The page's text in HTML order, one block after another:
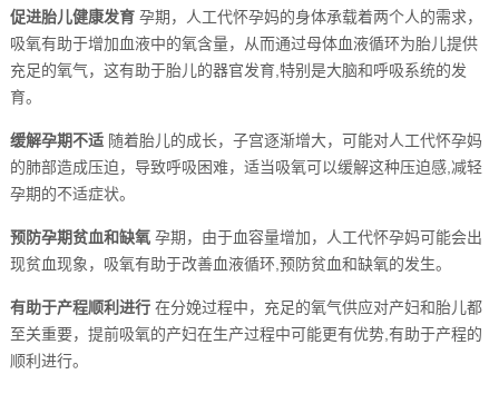
促进胎儿健康发育孕期，人工代怀孕妈的身体承载着两个人的需求，
吸氧有助于增加血液中的氧含量，从而通过母体血液循环为胎儿提供
充足的氧气，这有助于胎儿的器官发育,特别是大脑和呼吸系统的发
育。
缓解孕期不适随着胎儿的成长，子宫逐渐增大，可能对人工代怀孕妈
的肺部造成压迫，导致呼吸困难，适当吸氧可以缓解这种压迫感,减轻
孕期的不适症状。
预防孕期贫血和缺氧孕期，由于血容量增加，人工代怀孕妈可能会出
现贫血现象，吸氧有助于改善血液循环,预防贫血和缺氧的发生。
有助于产程顺利进行在分娩过程中，充足的氧气供应对产妇和胎儿都
至关重要，提前吸氧的产妇在生产过程中可能更有优势,有助于产程的
顺利进行。